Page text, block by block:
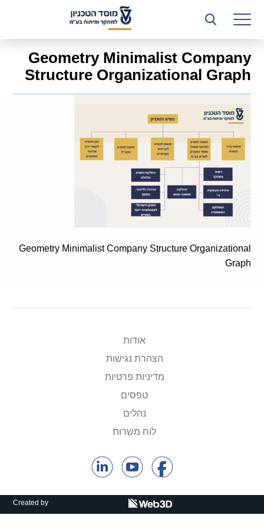
רשות המחקר
היחידה העסקית (T3)
קשרי תעשייה
ביה”ס ללימודי המשך
המכון הישראלי לטכנולוגיות ייצור חומרים
משאבי אנוש
כספים וכלכלה
המחלקה המשפטית
לוח משרות
Geometry Minimalist Company
Structure Organizational Graph
Geometry Minimalist Company Structure Organizational
Graph
אודות
הצהרת נגישות
מדיניות פרטיות
טפסים
נהלים
לוח משרות
Created by